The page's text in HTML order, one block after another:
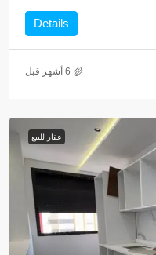
Details
عقار للبيع